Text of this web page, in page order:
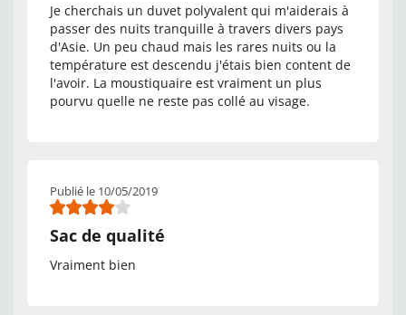
Je cherchais un duvet polyvalent qui m'aiderais à
passer des nuits tranquille à travers divers pays
d'Asie. Un peu chaud mais les rares nuits ou la
température est descendu j'étais bien content de
l'avoir. La moustiquaire est vraiment un plus
pourvu quelle ne reste pas collé au visage.
Publié le 10/05/2019
Sac de qualité
Vraiment bien